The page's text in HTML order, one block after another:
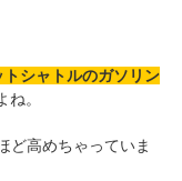
トシャトルのガソリン
ね。
ど高めちゃっていま